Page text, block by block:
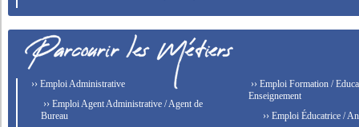
›› Emploi Administrative
›› Emploi Agent Administrative / Agent de
Bureau
›› Emploi Formation /
Enseignement
›› Emploi Éducatrice /